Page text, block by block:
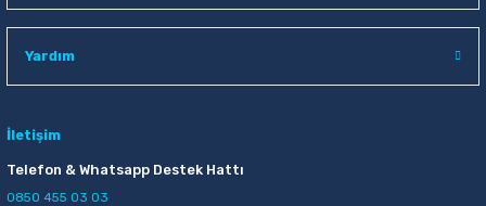
Yardım
İletişim
Telefon & Whatsapp Destek Hattı
0850 455 03 03